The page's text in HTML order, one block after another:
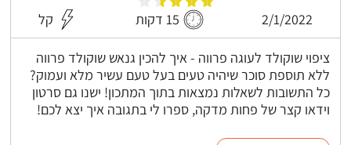
2/1/2022 15 דקות קל
ציפוי שוקולד לעוגה פרווה - איך להכין גנאש שוקולד פרווה
ללא תוספת סוכר שיהיה טעים בעל טעם עשיר מלא ועמוק?
כל התשובות לשאלות נמצאות בתוך המתכון! ישנו גם סרטון
וידאו קצר של פחות מדקה, ספרו לי בתגובה איך יצא לכם!